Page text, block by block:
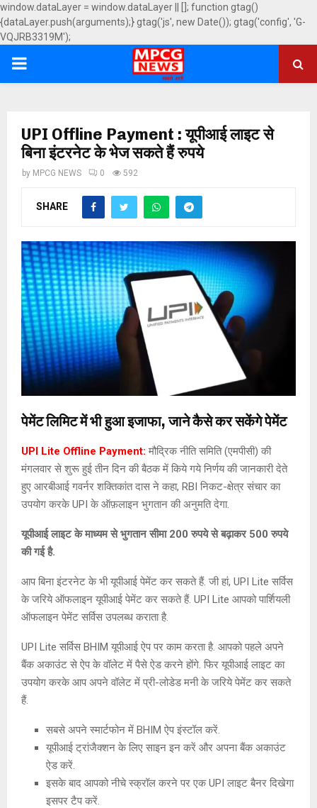
window.dataLayer = window.dataLayer || []; function gtag()
{dataLayer.push(arguments);} gtag('js', new Date()); gtag('config', 'G-
VQJRB3319M');
PRIMARY
UPI Offline Payment : यूपीआई लाइट से
बिना इंटरनेट के भेज सकते हैं रुपये
by MPCG NEWS 0 592
SHARE
पेमेंट लिमिट में भी हुआ इजाफा, जाने कैसे कर सकेंगे पेमेंट
UPI Lite Offline Payment: मौद्रिक नीति समिति (एमपीसी) की
मंगलवार से शुरू हुई तीन दिन की बैठक में किये गये निर्णय की जानकारी देते
हुए आरबीआई गवर्नर शक्तिकांत दास ने कहा, RBI निकट-क्षेत्र संचार का
उपयोग करके UPI के ऑफ़लाइन भुगतान की अनुमति देगा.
यूपीआई लाइट के माध्यम से भुगतान सीमा 200 रुपये से बढ़ाकर 500 रुपये
की गई है.
आप बिना इंटरनेट के भी यूपीआई पेमेंट कर सकते हैं. जी हां, UPI Lite सर्विस
के जरिये ऑफलाइन यूपीआई पेमेंट कर सकते हैं. UPI Lite आपको पार्शियली
ऑफलाइन पेमेंट सर्विस उपलब्ध कराता है.
UPI Lite सर्विस BHIM यूपीआई ऐप पर काम करता है. आपको पहले अपने
बैंक अकाउंट से ऐप के वॉलेट में पैसे ऐड करने होंगे. फिर यूपीआई लाइट का
उपयोग करके आप अपने वॉलेट में प्री-लोडेड मनी के जरिये पेमेंट कर सकते
हैं.
सबसे अपने स्मार्टफोन में BHIM ऐप इंस्टॉल करें.
यूपीआई ट्रांजैक्शन के लिए साइन इन करें और अपना बैंक अकाउंट
ऐड करें.
इसके बाद आपको नीचे स्क्रॉल करने पर एक UPI लाइट बैनर दिखेगा
इसपर टैप करें.